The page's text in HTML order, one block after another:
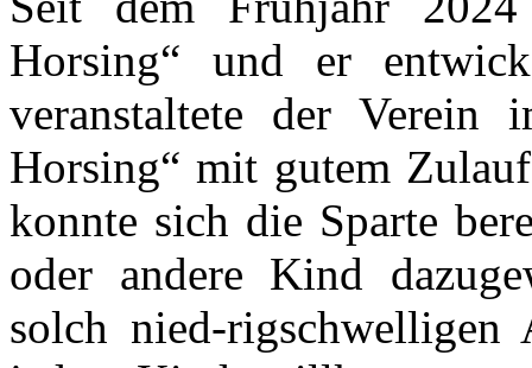
Horsing“ und er
veranstaltete der
Horsing“ mit gutem
konnte sich die Sparte
oder andere Kind
solch nied-rigschwelligen